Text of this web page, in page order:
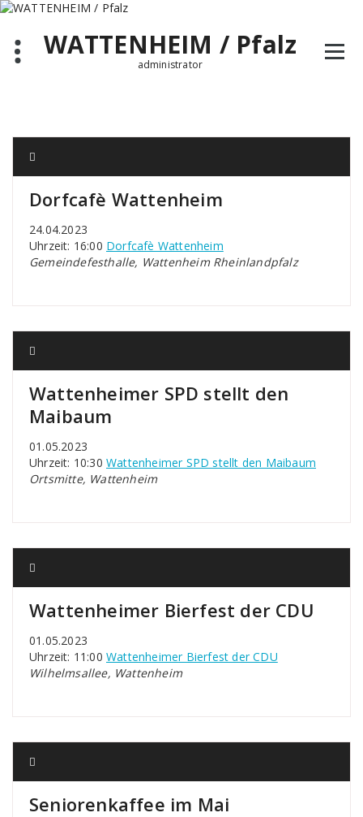
Zum
springenWATTENHEIM / Pfalz
administrator
Dorfcafè Wattenheim
24.04.2023
Uhrzeit: 16:00 Dorfcafè Wattenheim
Gemeindefesthalle, Wattenheim Rheinlandpfalz
Wattenheimer SPD stellt den
Maibaum
01.05.2023
Uhrzeit: 10:30 Wattenheimer SPD stellt den Maibaum
Ortsmitte, Wattenheim
Wattenheimer Bierfest der CDU
01.05.2023
Uhrzeit: 11:00 Wattenheimer Bierfest der CDU
Wilhelmsallee, Wattenheim
Seniorenkaffee im Mai